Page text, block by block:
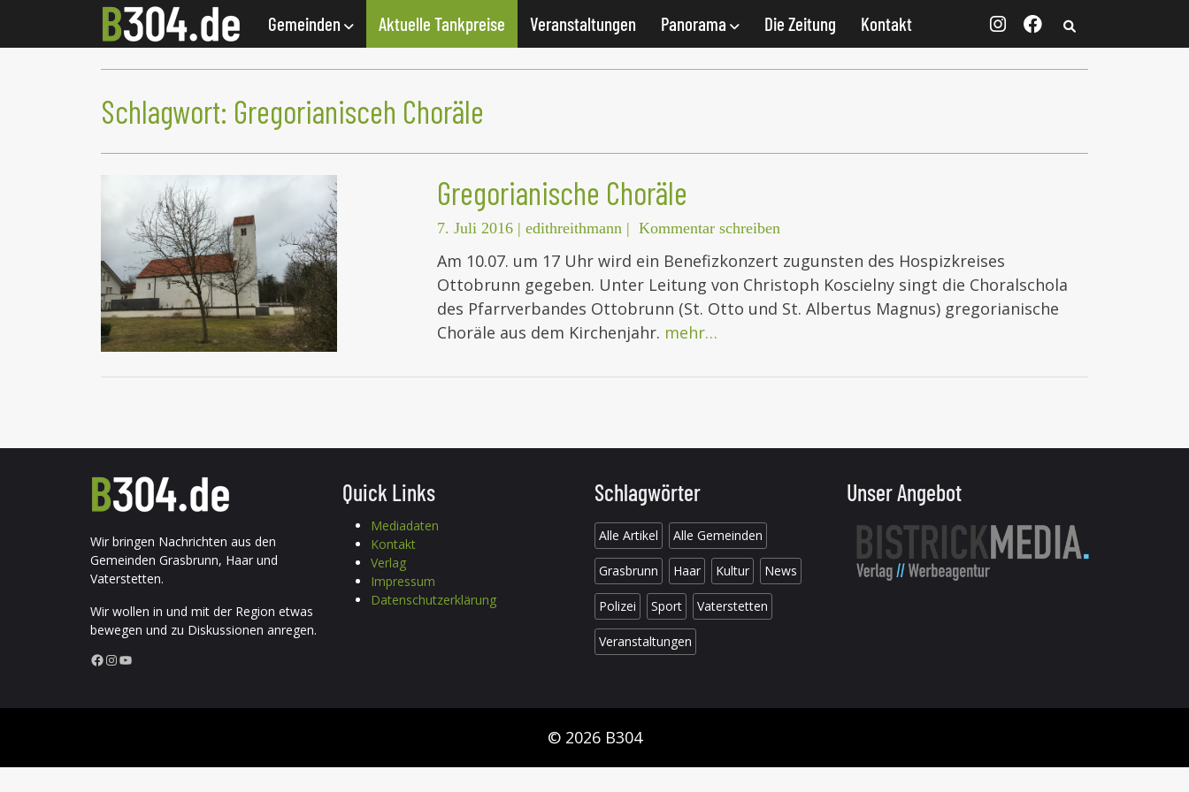
Gemeinden Aktuelle Tankpreise Veranstaltungen Panorama Die Zeitung Kontakt
Schlagwort: Gregorianisceh Choräle
Gregorianische Choräle
7. Juli 2016 | edithreithmann | Kommentar schreiben
Am 10.07. um 17 Uhr wird ein Benefizkonzert zugunsten des Hospizkreises
Ottobrunn gegeben. Unter Leitung von Christoph Koscielny singt die Choralschola
des Pfarrverbandes Ottobrunn (St. Otto und St. Albertus Magnus) gregorianische
Choräle aus dem Kirchenjahr. mehr…
Wir bringen Nachrichten aus den
Gemeinden Grasbrunn, Haar und
Vaterstetten.
Wir wollen in und mit der Region etwas
bewegen und zu Diskussionen anregen.
Facebook InstagramYouTube
Quick Links
Mediadaten
Kontakt
Verlag
Impressum
Datenschutzerklärung
Schlagwörter
Alle Artikel Alle Gemeinden
Grasbrunn Haar Kultur News
Polizei Sport Vaterstetten
Veranstaltungen
Unser Angebot
© 2026 B304